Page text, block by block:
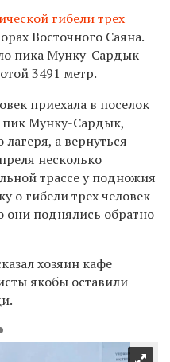
гибели трех
Восточного Саяна.
пика Мунку-Сардык —
3491 метр.
приехала в поселок
Мунку-Сардык,
а вернуться
несколько
трассе у подножия
о гибели трех человек
они поднялись обратно
хозяин кафе
якобы оставили